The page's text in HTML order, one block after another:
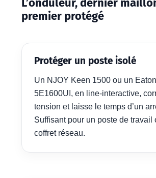
L’onduleur, dernier
premier protégé
Protéger un poste isolé
Un NJOY Keen 1500 ou un Eaton
5E1600UI, en line-interactive,
tension et laisse le temps d’un
Suffisant pour un poste de travail
coffret réseau.